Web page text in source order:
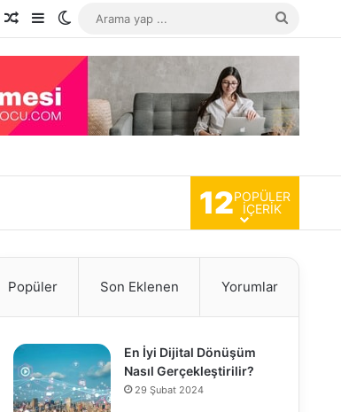
Kayıt OlRastgele Makale
Kenar Bölmesi
Dış görünümü değiştir
12POPÜLER
İÇERIK
Popüler Son Eklenen Yorumlar
En İyi Dijital Dönüşüm
Nasıl Gerçekleştirilir?
29 Şubat 2024